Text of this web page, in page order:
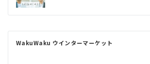
ナ
ゲWakuWaku ウインターマーケット